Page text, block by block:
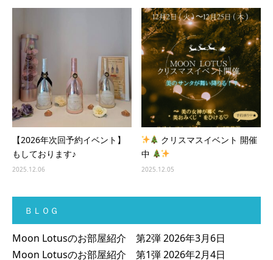
【2026年次回予約イベント】
もしております♪
2025.12.06
クリスマスイベント 開催
中
2025.12.05
ＢＬＯＧ
Moon Lotusのお部屋紹介 第2弾2026年3月6日
Moon Lotusのお部屋紹介 第1弾2026年2月4日